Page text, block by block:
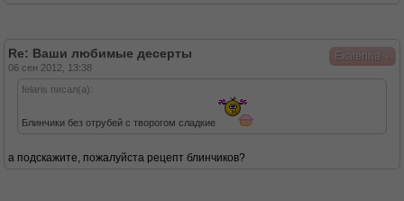
Eкaterina
Re: Ваши любимые десерты
06 сен 2012, 13:38
felaris писал(а):
Блинчики без отрубей с творогом сладкие
а подскажите, пожалуйста рецепт блинчиков?